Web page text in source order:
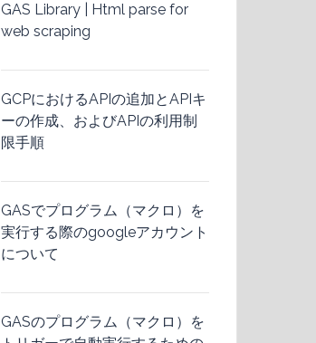
GAS Library | Html parse for
web scraping
GCPにおけるAPIの追加とAPIキ
ーの作成、およびAPIの利用制
限手順
GASでプログラム（マクロ）を
実行する際のgoogleアカウント
について
GASのプログラム（マクロ）を